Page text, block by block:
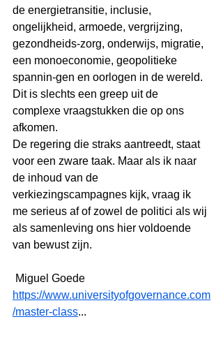
de energietransitie, inclusie,
ongelijkheid, armoede, vergrijzing,
gezondheids-zorg, onderwijs, migratie,
een monoeconomie, geopolitieke
spannin-gen en oorlogen in de wereld.
Dit is slechts een greep uit de
complexe vraagstukken die op ons
afkomen.
De regering die straks aantreedt, staat
voor een zware taak. Maar als ik naar
de inhoud van de
verkiezingscampagnes kijk, vraag ik
me serieus af of zowel de politici als wij
als samenleving ons hier voldoende
van bewust zijn.
Miguel Goede
https://www.universityofgovernance.com
/master-class...